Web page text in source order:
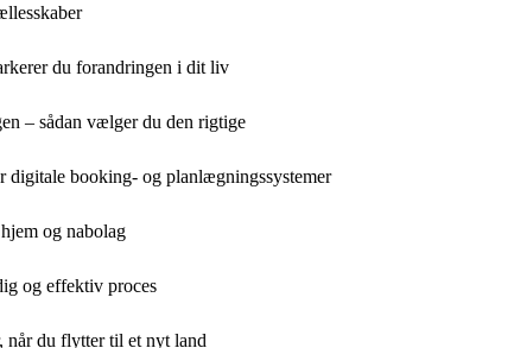
du forandringen i dit liv
– sådan vælger du den rigtige
booking- og planlægningssystemer
og nabolag
og effektiv proces
når du flytter til et nyt land